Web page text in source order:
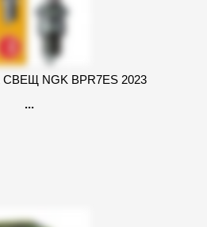
NGK BPR7ES 2023